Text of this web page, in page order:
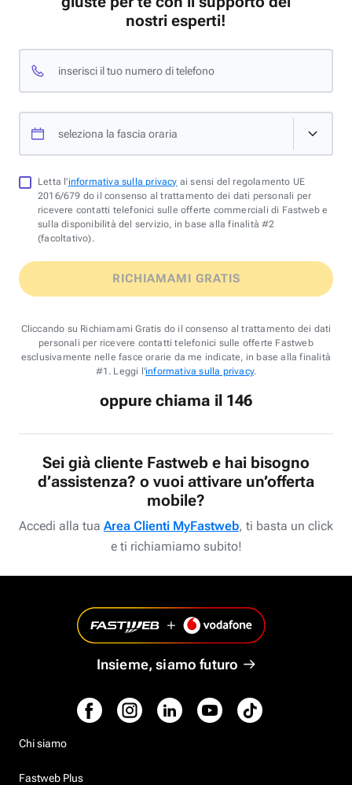
nostri esperti!
inserisci il tuo numero di telefono
seleziona la fascia oraria
Letta l'informativa sulla privacy ai sensi del regolamento UE
2016/679 do il consenso al trattamento dei dati personali per
ricevere contatti telefonici sulle offerte commerciali di Fastweb e
sulla disponibilità del servizio, in base alla finalità #2
(facoltativo).
RICHIAMAMI GRATIS
Cliccando su Richiamami Gratis do il consenso al trattamento dei dati
personali per ricevere contatti telefonici sulle offerte Fastweb
esclusivamente nelle fasce orarie da me indicate, in base alla finalità
#1. Leggi l'informativa sulla privacy.
oppure chiama il 146
Sei già cliente Fastweb e hai bisogno
d’assistenza? o vuoi attivare un’offerta
mobile?
Accedi alla tua Area Clienti MyFastweb, ti basta un click
e ti richiamiamo subito!
Insieme, siamo futuro
Chi siamo
Fastweb Plus